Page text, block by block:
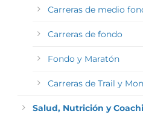
Carreras de medio
Carreras de fondo
Fondo y Maratón
Carreras de Trail y
Salud, Nutrición y